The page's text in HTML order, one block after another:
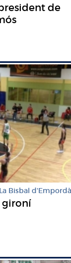
de
La Bisbal d'Empordà
gironí